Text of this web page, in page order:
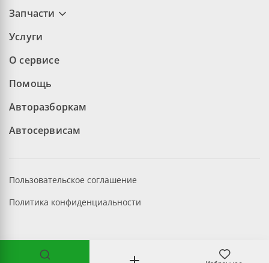
Запчасти
Услуги
О сервисе
Помощь
Авторазборкам
Автосервисам
©2026 aopt.ru — Все права защищены
Пользовательское соглашение
Политика конфиденциальности